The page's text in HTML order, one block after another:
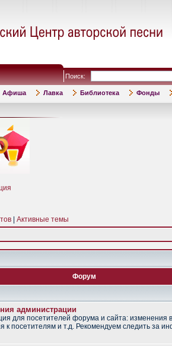
Поиск:
Афиша Лавка Библиотека Фонды
Активные темы
Форум
администрации
для посетителей форума и сайта: изменения
к посетителям и т.д. Рекомендуем следить за